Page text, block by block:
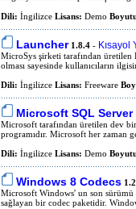
Dili: İngilizce Lisans: Demo
Launcher1.8.4 - Kısayol
MicroSys şirketi tarafından üretilen
olması sayesinde kullanıcıların
Dili: İngilizce Lisans: Freeware
Microsoft SQL Server
Microsoft tarafından üretilen dev
programıdır. Microsoft her zaman
Dili: İngilizce Lisans: Demo
Windows 8 Codecs
Microsoft Windows' un son sürümü
sağlayan bir codec paketidir.